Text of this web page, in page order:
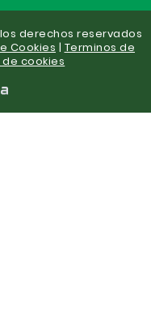
derechos reservados
Cookies | Terminos de
cookies